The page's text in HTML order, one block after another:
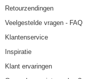
Retourzendingen
Veelgestelde vragen - FAQ
Klantenservice
Inspiratie
Klant ervaringen